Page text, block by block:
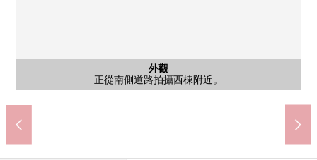
外觀
正從南側道路拍攝西棟附近。
外觀
正從南側道路拍攝西棟附近。
外觀
正從南側道路拍攝西棟附近。
外觀
正從南側道路拍攝西棟附近。
外觀
正從南側道路拍攝西棟附近。
外觀
正從南側道路拍攝西棟附近。
外觀
正從南側道路拍攝東棟附近。
外觀
正從南側道路拍攝東棟附近。
外觀
正從南側道路拍攝東棟附近。
外觀
正從北側的河邊堤壩拍攝。
外觀
正從北側的河邊堤壩拍攝。
外觀
正從北側的河邊堤壩拍攝。
外觀
正從北側的河邊堤壩拍攝。
外觀
正從北側的河邊堤壩拍攝。
含有前面道路的外觀
是包括南側道路在內的外觀照片。